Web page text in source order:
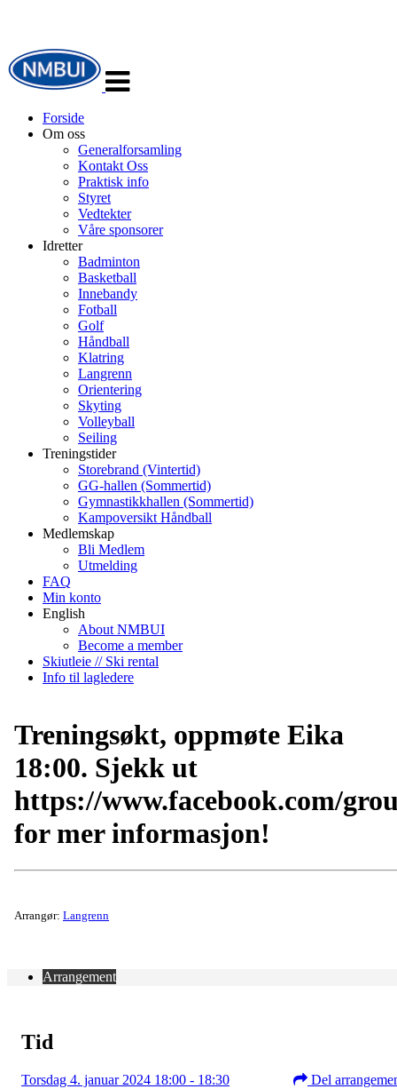
navigasjon
Forside
Om oss
Generalforsamling
Kontakt Oss
Praktisk info
Styret
Vedtekter
Våre sponsorer
Idretter
Badminton
Basketball
Innebandy
Fotball
Golf
Håndball
Klatring
Langrenn
Orientering
Skyting
Volleyball
Seiling
Treningstider
Storebrand (Vintertid)
GG-hallen (Sommertid)
Gymnastikkhallen (Sommertid)
Kampoversikt Håndball
Medlemskap
Bli Medlem
Utmelding
FAQ
Min konto
English
About NMBUI
Become a member
Skiutleie // Ski rental
Info til lagledere
Treningsøkt, oppmøte Eika
18:00. Sjekk ut
https://www.facebook.com/
for mer informasjon!
Arrangør: Langrenn
Arrangement
Tid
Torsdag 4. januar 2024 18:00 - 18:30 Del